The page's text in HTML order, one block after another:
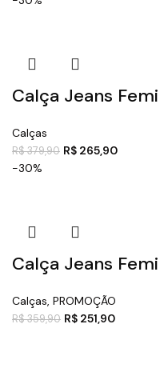
Calça Jeans
Calças
R$379,90 R$ 265,90
-30%
Calça Jeans
Calças, PROMOÇÃO
R$359,90 R$ 251,90